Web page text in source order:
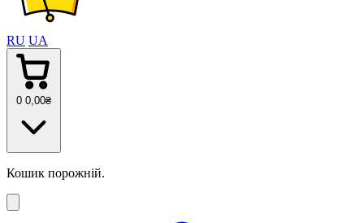
RU UA
0 0 ,00₴
Кошик порожній.